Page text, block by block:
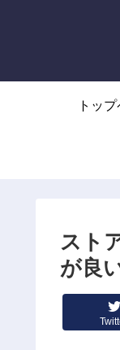
トッ
スト
が良